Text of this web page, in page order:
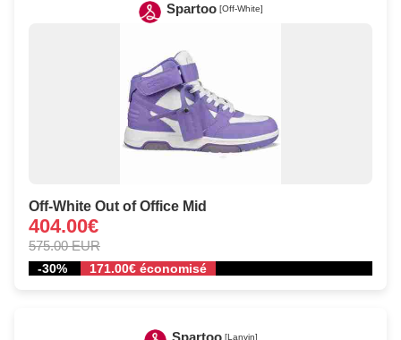
Spartoo [Off-White]
Off-White Out of Office Mid
404.00€
575.00 EUR
-30% 171.00€ économisé
[Lanvin]